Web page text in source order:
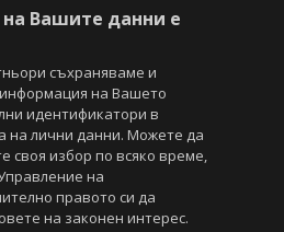
Sportal Media Group
условия
данни
и технологиите, използвани в него, са
право и сродните му права.
и други текстови, графични и
в сайта, са собственост на Агенция
Вашите данни е
съхраняваме и
на Вашето
идентификатори в
на лични данни. Можете да
своя избор по всяко време,
на
правото си да
на законен интерес.